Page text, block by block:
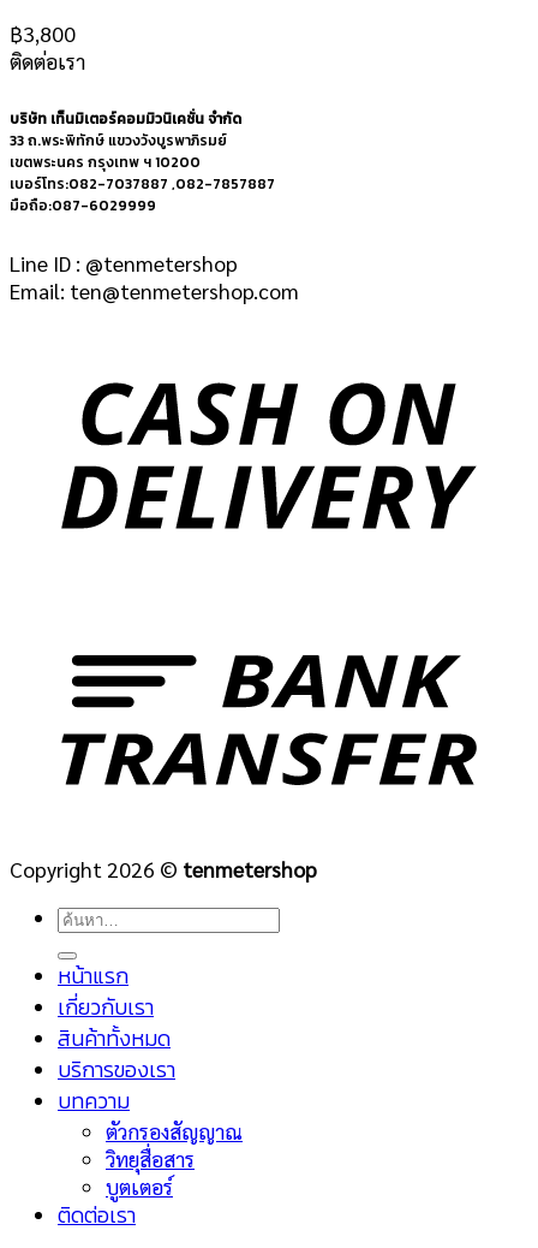
฿3,800
ติดต่อเรา
บริษัท เท็นมิเตอร์คอมมิวนิเคชั่น จำกัด
33 ถ.พระพิทักษ์ แขวงวังบูรพาภิรมย์
เขตพระนคร กรุงเทพ ฯ 10200
เบอร์โทร:082-7037887 ,082-7857887
มือถือ:087-6029999
Line ID : @tenmetershop
Email: ten@tenmetershop.com
Copyright 2026 © tenmetershop
ค้นหา:
หน้าแรก
เกี่ยวกับเรา
สินค้าทั้งหมด
บริการของเรา
บทความ
ตัวกรองสัญญาณ
วิทยุสื่อสาร
บูตเตอร์
ติดต่อเรา